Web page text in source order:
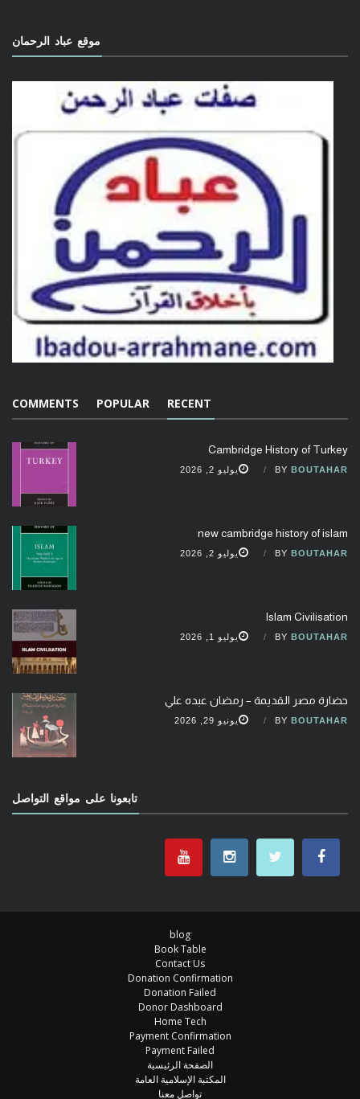
موقع عباد الرحمان
RECENT
POPULAR
COMMENTS
Cambridge History of Turkey
BY BOUTAHAR يوليو 2, 2026
new cambridge history of islam
BY BOUTAHAR يوليو 2, 2026
Islam Civilisation
BY BOUTAHAR يوليو 1, 2026
حضارة مصر القديمة – رمضان عبده علي
BY BOUTAHAR يونيو 29, 2026
تابعونا على مواقع التواصل
blog
Book Table
Contact Us
Donation Confirmation
Donation Failed
Donor Dashboard
Home Tech
Payment Confirmation
Payment Failed
الصفحة الرئيسية
المكتبة الإسلامية العامة
تواصل معنا